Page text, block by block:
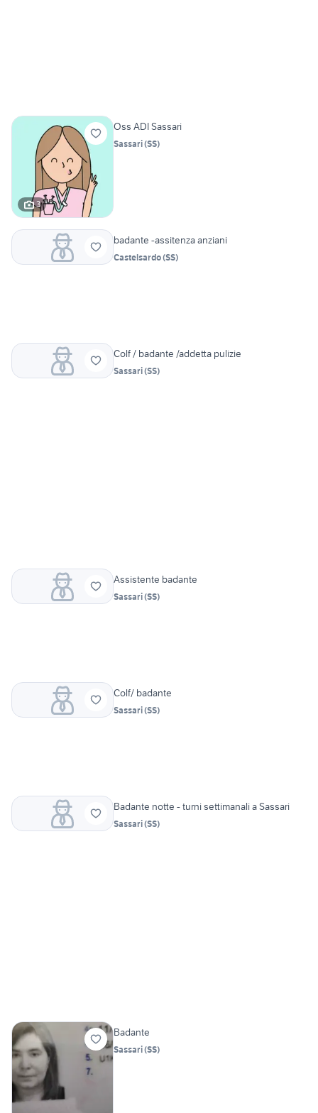
3
Oss ADI Sassari
Sassari(SS)
badante -assitenza anziani
Castelsardo(SS)
Colf / badante /addetta pulizie
Sassari(SS)
Assistente badante
Sassari(SS)
Colf/ badante
Sassari(SS)
Badante notte - turni settimanali a Sassari
Sassari(SS)
Badante
Sassari(SS)